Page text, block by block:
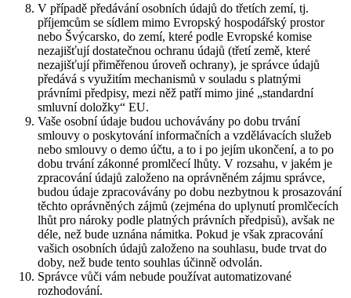
V případě předávání osobních údajů do třetích zemí, tj.
příjemcům se sídlem mimo Evropský hospodářský prostor
nebo Švýcarsko, do zemí, které podle Evropské komise
nezajišťují dostatečnou ochranu údajů (třetí země, které
nezajišťují přiměřenou úroveň ochrany), je správce údajů
předává s využitím mechanismů v souladu s platnými
právními předpisy, mezi něž patří mimo jiné „standardní
smluvní doložky“ EU.
Vaše osobní údaje budou uchovávány po dobu trvání
smlouvy o poskytování informačních a vzdělávacích služeb
nebo smlouvy o demo účtu, a to i po jejím ukončení, a to po
dobu trvání zákonné promlčecí lhůty. V rozsahu, v jakém je
zpracování údajů založeno na oprávněném zájmu správce,
budou údaje zpracovávány po dobu nezbytnou k prosazování
těchto oprávněných zájmů (zejména do uplynutí promlčecích
lhůt pro nároky podle platných právních předpisů), avšak ne
déle, než bude uznána námitka. Pokud je však zpracování
vašich osobních údajů založeno na souhlasu, bude trvat do
doby, než bude tento souhlas účinně odvolán.
Správce vůči vám nebude používat automatizované
rozhodování.